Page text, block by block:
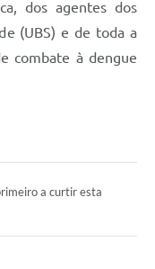
dos agentes dos
(UBS) e de toda a
combate à dengue
a curtir esta